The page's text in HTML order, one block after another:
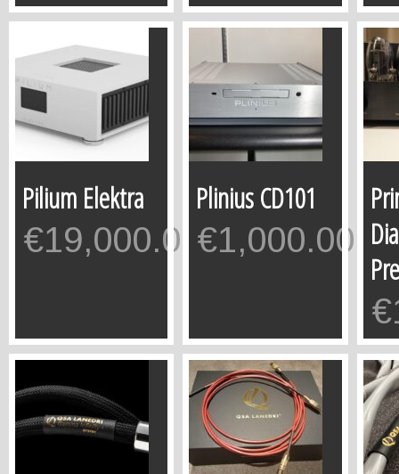
Pilium Elektra
€19,000.00
Plinius CD101
€1,000.00
€